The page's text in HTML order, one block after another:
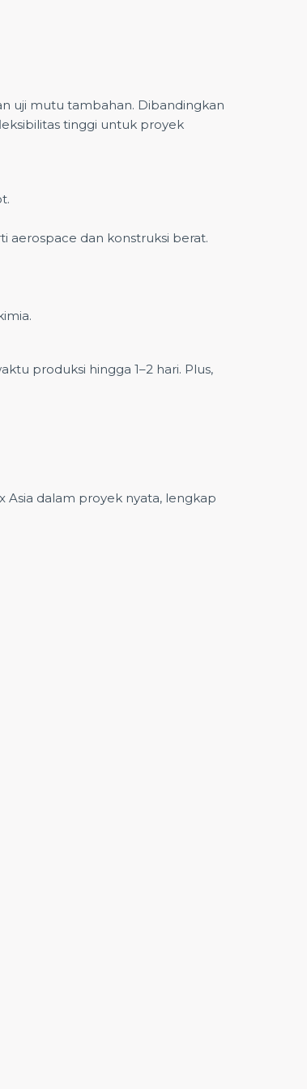
uji mutu tambahan. Dibandingkan
tinggi untuk proyek
aerospace dan konstruksi berat.
produksi hingga 1–2 hari. Plus,
Asia dalam proyek nyata, lengkap